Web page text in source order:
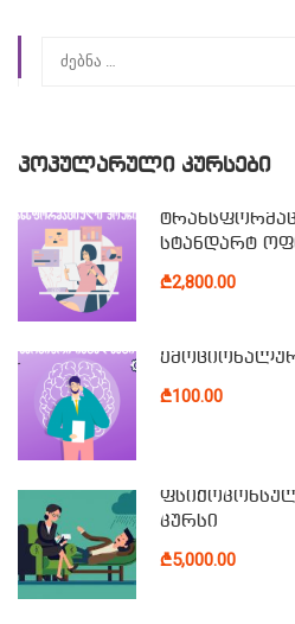
ᲞᲝᲞᲣᲚᲐᲠᲣᲚᲘ ᲙᲣᲠᲡᲔᲑᲘ
სტანდარტ
₾2,800.00
₾100.00
კურსი
₾5,000.00